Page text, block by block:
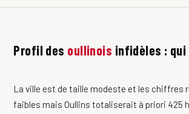
Profil des oullinois infidèles :
La ville est de taille modeste et les chiffres
faibles mais Oullins totaliserait à priori 425